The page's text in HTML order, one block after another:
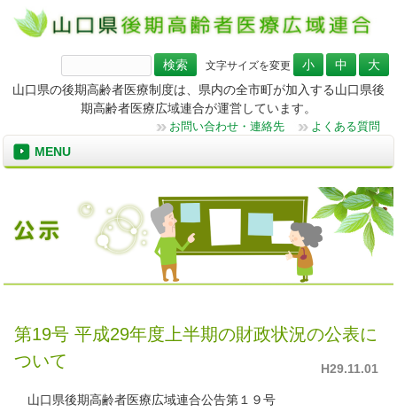
文字サイズを変更
検
索:
山口県の後期高齢者医療制度は、県内の全市町が加入する山口県後
期高齢者医療広域連合が運営しています。
お問い合わせ・連絡先 よくある質問
MENU
第19号 平成29年度上半期の財政状況の公表に
ついて
H29.11.01
山口県後期高齢者医療広域連合公告第１９号